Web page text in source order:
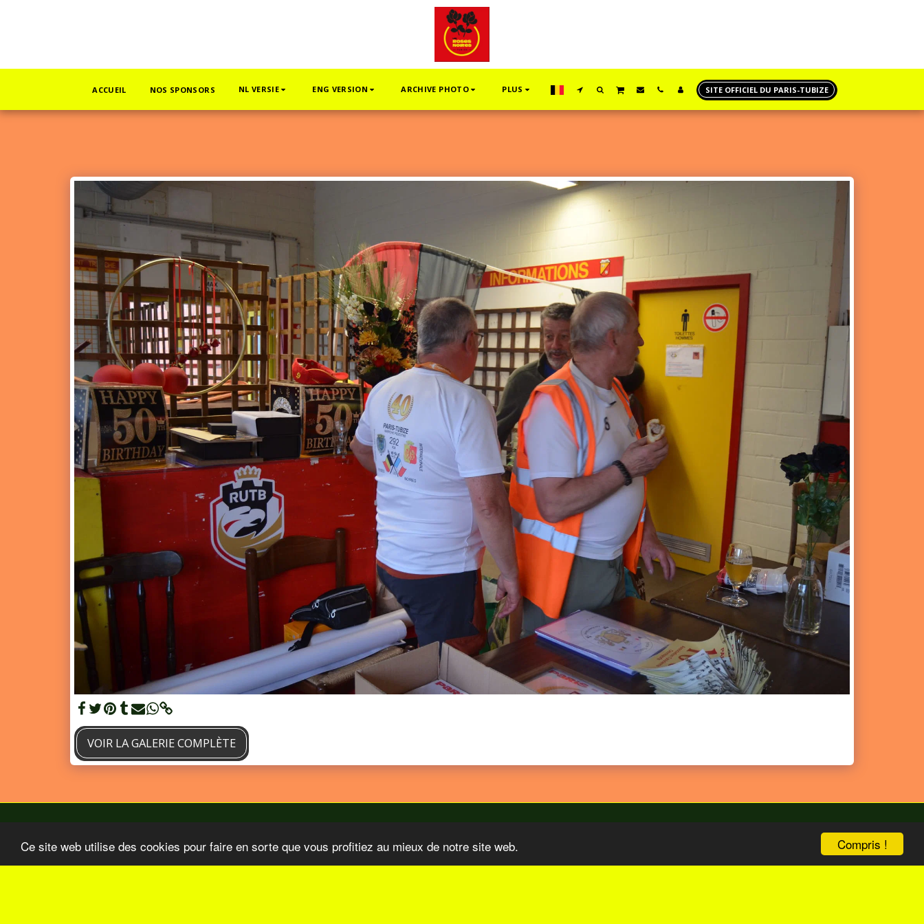
Compris !
Ce site web utilise des cookies pour faire en sorte que vous profitiez au mieux de notre site web.
ACCUEIL NOS SPONSORS NL VERSIE ENG VERSION ARCHIVE PHOTO PLUS SITE OFFICIEL DU PARIS-TUBIZE
VOIR LA GALERIE COMPLÈTE
Accueil BO Aout-Septembre 2026 Nos Organisations Nos Sponsors Video TV COM Sur Le Paris-Tubize ENG Version Boutique Plus